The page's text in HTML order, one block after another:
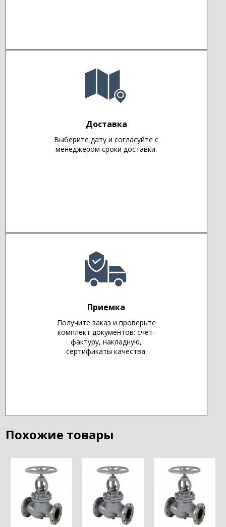
Доставка
Выберите дату и согласуйте с
менеджером сроки доставки.
Приемка
Получите заказ и проверьте
комплект документов: счет-
фактуру, накладную,
сертификаты качества.
Похожие товары